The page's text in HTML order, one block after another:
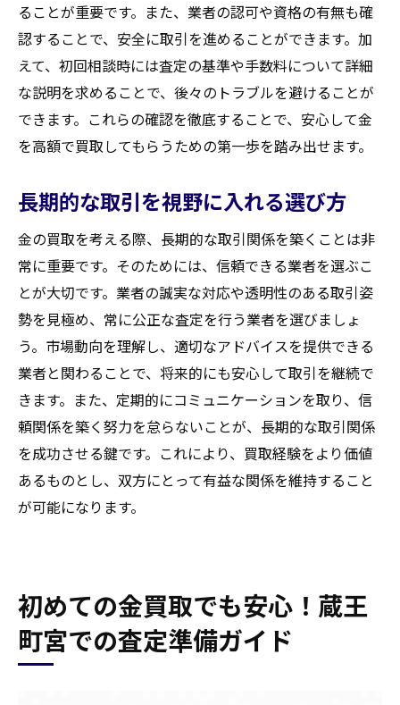
ることが重要です。また、業者の認可や資格の有無も確
認することで、安全に取引を進めることができます。加
えて、初回相談時には査定の基準や手数料について詳細
な説明を求めることで、後々のトラブルを避けることが
できます。これらの確認を徹底することで、安心して金
を高額で買取してもらうための第一歩を踏み出せます。
長期的な取引を視野に入れる選び方
金の買取を考える際、長期的な取引関係を築くことは非
常に重要です。そのためには、信頼できる業者を選ぶこ
とが大切です。業者の誠実な対応や透明性のある取引姿
勢を見極め、常に公正な査定を行う業者を選びましょ
う。市場動向を理解し、適切なアドバイスを提供できる
業者と関わることで、将来的にも安心して取引を継続で
きます。また、定期的にコミュニケーションを取り、信
頼関係を築く努力を怠らないことが、長期的な取引関係
を成功させる鍵です。これにより、買取経験をより価値
あるものとし、双方にとって有益な関係を維持すること
が可能になります。
初めての金買取でも安心！蔵王
町宮での査定準備ガイド